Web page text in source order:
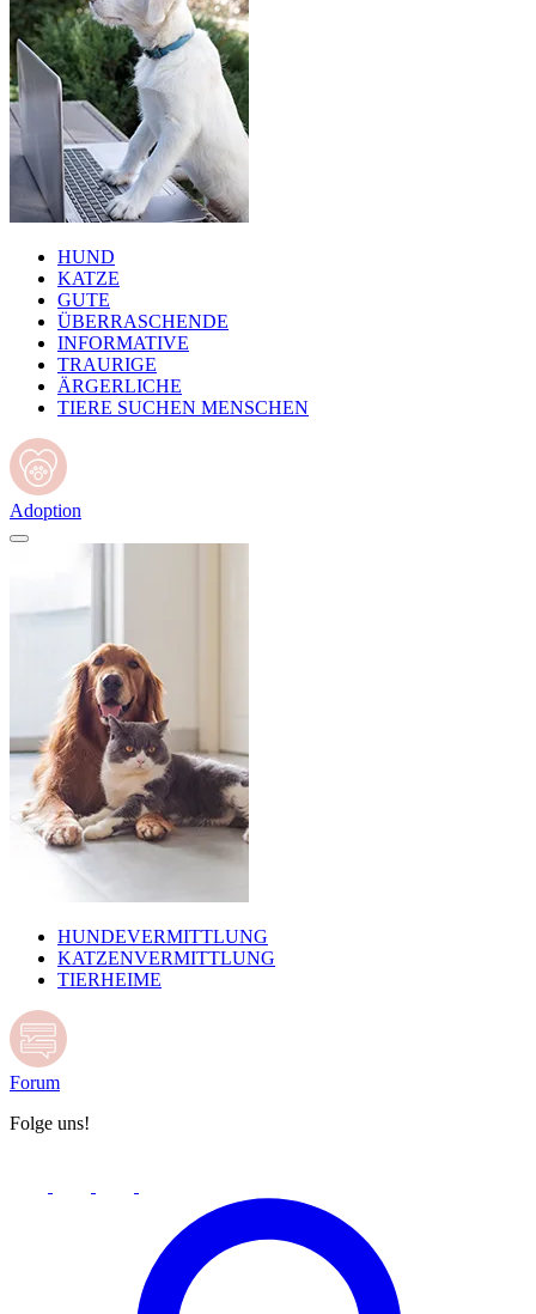
HUND
KATZE
GUTE
ÜBERRASCHENDE
INFORMATIVE
TRAURIGE
ÄRGERLICHE
TIERE SUCHEN MENSCHEN
Adoption
HUNDEVERMITTLUNG
KATZENVERMITTLUNG
TIERHEIME
Forum
Folge uns!